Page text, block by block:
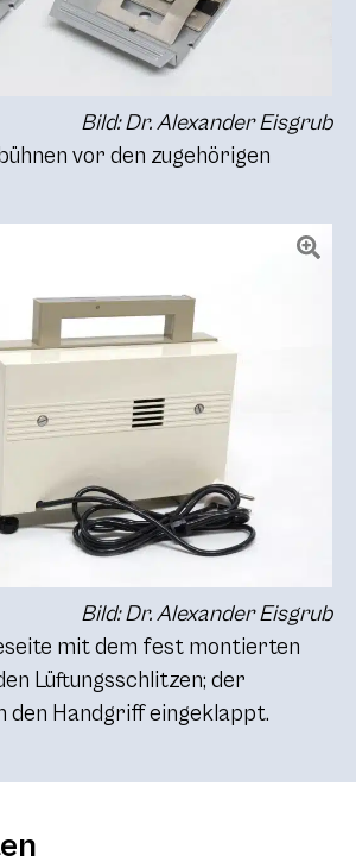
Bild: Dr. Alexander Eisgrub
vor den zugehörigen
Bild: Dr. Alexander Eisgrub
mit dem fest montierten
Lüftungsschlitzen; der
den Handgriff eingeklappt.